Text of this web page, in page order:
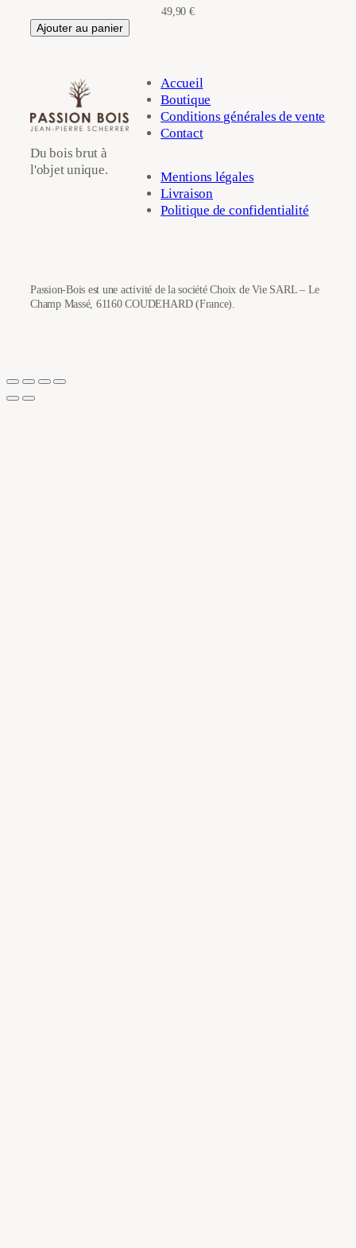
49,90 €
Ajouter au panier
Du bois brut à
l'objet unique.
Accueil
Boutique
Conditions générales de vente
Contact
Mentions légales
Livraison
Politique de confidentialité
Passion-Bois est une activité de la société Choix de Vie SARL – Le
Champ Massé, 61160 COUDEHARD (France).